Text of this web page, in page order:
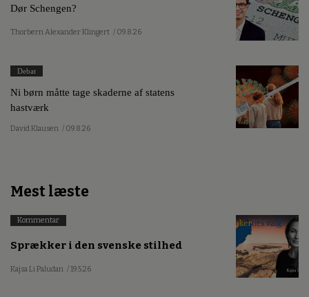
Dør Schengen?
Thorbern Alexander Klingert / 09.8.26
Debat
Ni børn måtte tage skaderne af statens
hastværk
David Klausen / 09.8.26
Mest læste
Kommentar
Sprækker i den svenske stilhed
Kajsa Li Paludan / 19.5.26